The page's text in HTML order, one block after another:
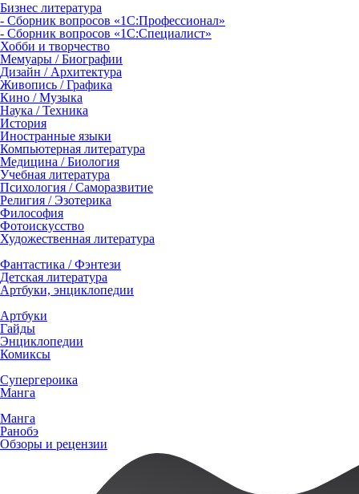
Бизнес литература
- Сборник вопросов «1С:Профессионал»
- Сборник вопросов «1С:Специалист»
Хобби и творчество
Мемуары / Биографии
Дизайн / Архитектура
Живопись / Графика
Кино / Музыка
Наука / Техника
История
Иностранные языки
Компьютерная литература
Медицина / Биология
Учебная литература
Психология / Саморазвитие
Религия / Эзотерика
Философия
Фотоискусство
Художественная литература
Фантастика / Фэнтези
Детская литература
Артбуки, энциклопедии
Артбуки
Гайды
Энциклопедии
Комиксы
Супергероика
Манга
Манга
Ранобэ
Обзоры и рецензии